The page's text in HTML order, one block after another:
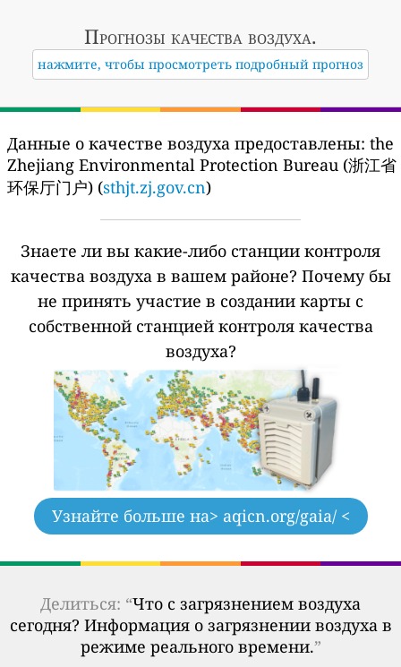
Прогнозы качества воздуха.
нажмите, чтобы просмотреть подробный прогноз
Данные о качестве воздуха предоставлены: the
Zhejiang Environmental Protection Bureau (浙江省
环保厅门户) (sthjt.zj.gov.cn)
Знаете ли вы какие-либо станции контроля
качества воздуха в вашем районе? Почему бы
не принять участие в создании карты с
собственной станцией контроля качества
воздуха?
Узнайте больше на> aqicn.org/gaia/ <
Делиться: “Что с загрязнением воздуха
сегодня? Информация о загрязнении воздуха в
режиме реального времени.”